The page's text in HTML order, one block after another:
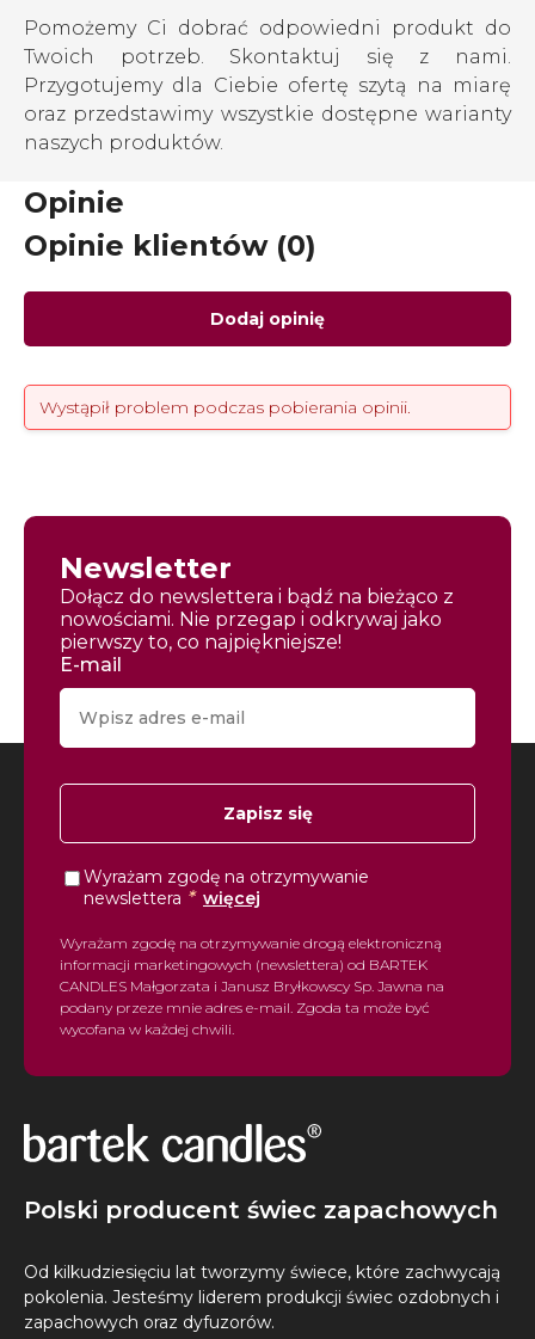
Pomożemy Ci dobrać odpowiedni produkt do
Twoich potrzeb. Skontaktuj się z nami.
Przygotujemy dla Ciebie ofertę szytą na miarę
oraz przedstawimy wszystkie dostępne warianty
naszych produktów.
Opinie
Opinie klientów (0)
Dodaj opinię
Wystąpił problem podczas pobierania opinii.
Newsletter
Dołącz do newslettera i bądź na bieżąco z
nowościami. Nie przegap i odkrywaj jako
pierwszy to, co najpiękniejsze!
E-mail
Zapisz się
Wyrażam zgodę na otrzymywanie
newslettera * więcej
Wyrażam zgodę na otrzymywanie drogą elektroniczną
informacji marketingowych (newslettera) od BARTEK
CANDLES Małgorzata i Janusz Bryłkowscy Sp. Jawna na
podany przeze mnie adres e-mail. Zgoda ta może być
wycofana w każdej chwili.
Polski producent świec zapachowych
Od kilkudziesięciu lat tworzymy świece, które zachwycają
pokolenia. Jesteśmy liderem produkcji świec ozdobnych i
zapachowych oraz dyfuzorów.